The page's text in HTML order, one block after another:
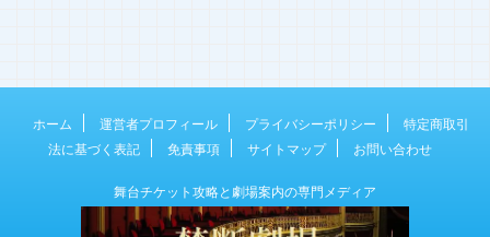
ホーム 運営者プロフィール プライバシーポリシー
特定商取引
法に基づく表記
免責事項 サイトマップ お問い合わせ
舞台チケット攻略と劇場案内の専門メディア